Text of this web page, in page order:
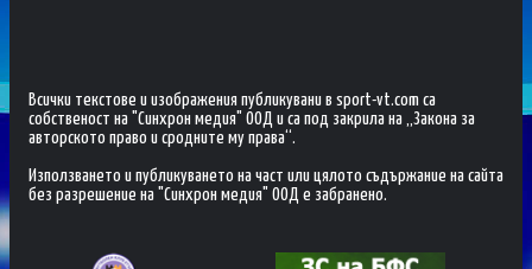
Всички текстове и изображения публикувани в sport-vt.com са
собственост на "Синхрон медия" ООД и са под закрила на „Закона за
авторското право и сродните му права“.
Използването и публикуването на част или цялото съдържание на сайта
без разрешение на "Синхрон медия" ООД е забранено.